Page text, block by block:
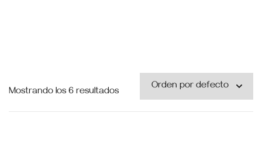
Mostrando los 6 resultados